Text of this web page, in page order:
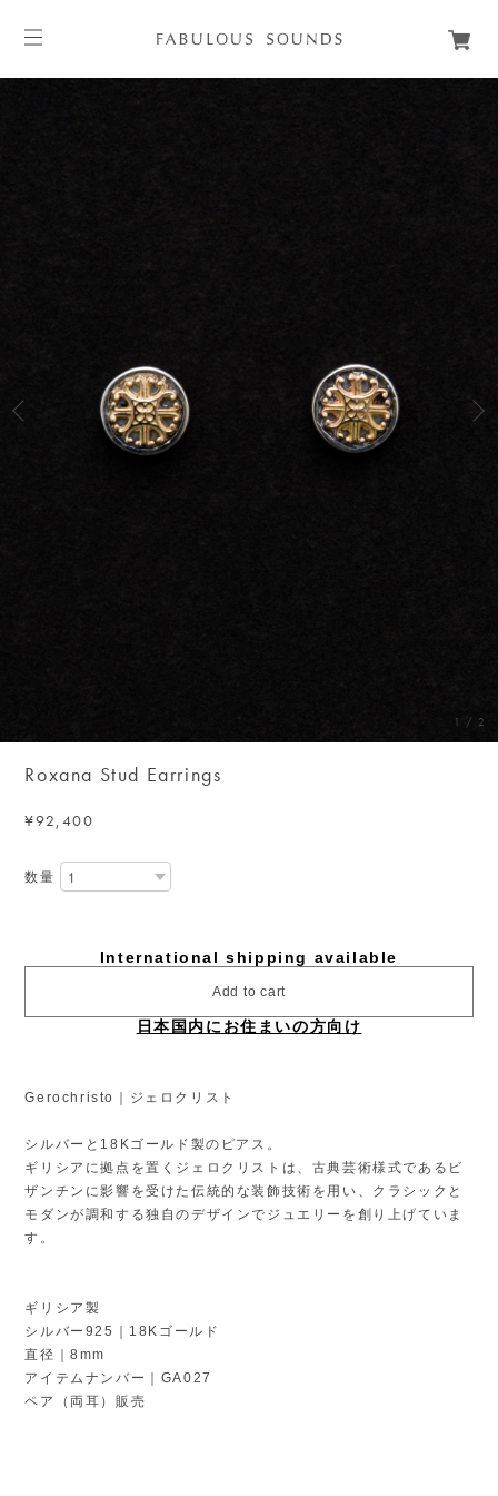
1 / 2
Roxana Stud Earrings
¥92,400
数量
International shipping available
Add to cart
日本国内にお住まいの方向け
Gerochristo｜ジェロクリスト
シルバーと18Kゴールド製のピアス。
ギリシアに拠点を置くジェロクリストは、古典芸術様式であるビ
ザンチンに影響を受けた伝統的な装飾技術を用い、クラシックと
モダンが調和する独自のデザインでジュエリーを創り上げていま
す。
ギリシア製
シルバー925｜18Kゴールド
直径｜8mm
アイテムナンバー｜GA027
ペア（両耳）販売